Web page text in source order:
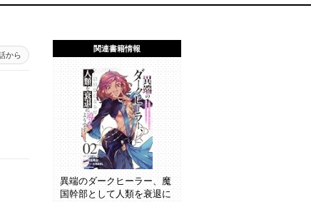
から
関連書籍情報
異端のダークヒーラー、魔
国幹部として人類を衰退に